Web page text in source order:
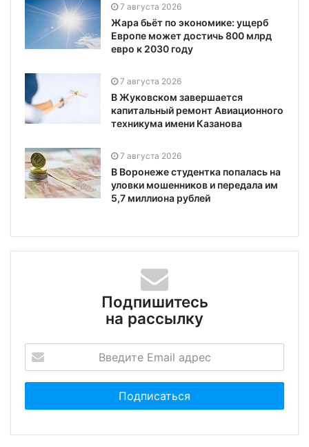
7 августа 2026
Жара бьёт по экономике: ущерб
Европе может достичь 800 млрд
евро к 2030 году
7 августа 2026
В Жуковском завершается
капитальный ремонт Авиационного
техникума имени Казанова
7 августа 2026
В Воронеже студентка попалась на
уловки мошенников и передала им
5,7 миллиона рублей
Подпишитесь
на рассылку